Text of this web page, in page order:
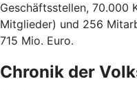
Geschäftsstellen, 70.000
Mitglieder) und 256
715 Mio. Euro.
Chronik der